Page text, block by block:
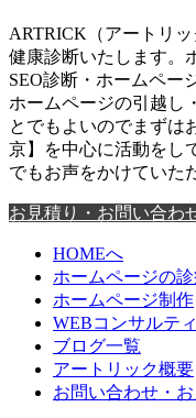
ARTRICK（アートリ
健康診断いたします。
SEO診断・ホームペー
ホームページの引越し
とでもよいのでまずは
京】を中心に活動をし
でもお声をかけていた
お見積り・お問い合わ
HOMEへ
ホームページの
ホームページ制作
WEBコンサルテ
ブログ一覧
アートリック概要
お問い合わせ・お